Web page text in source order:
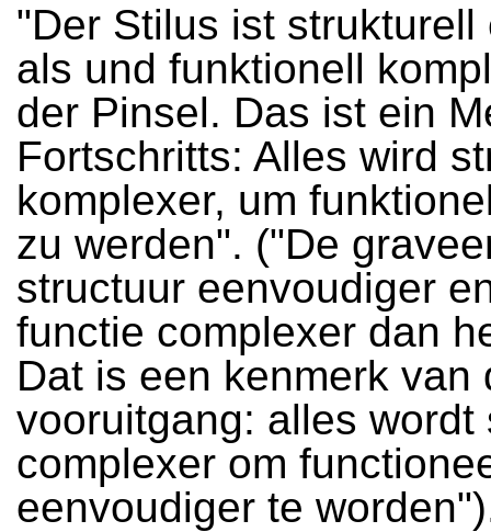
"Der Stilus ist strukturell
als und funktionell
der Pinsel. Das ist ein
Fortschritts: Alles wird
komplexer, um
zu werden". ("De
structuur eenvoudiger
functie complexer dan
Dat is een kenmerk van
vooruitgang: alles wordt
complexer om
eenvoudiger te